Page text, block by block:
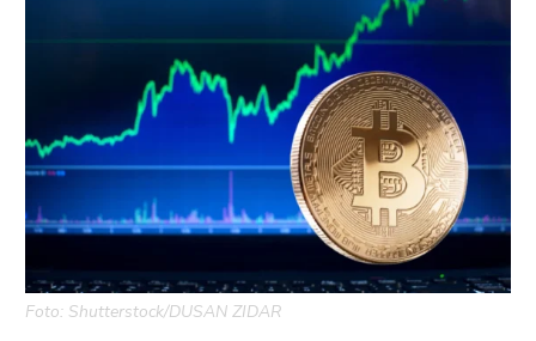
Foto: Shutterstock/DUSAN ZIDAR